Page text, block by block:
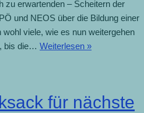
zu erwartenden – Scheitern der
und NEOS über die Bildung einer
viele, wie es nun weitergehen
bis die… Weiterlesen »
für nächste